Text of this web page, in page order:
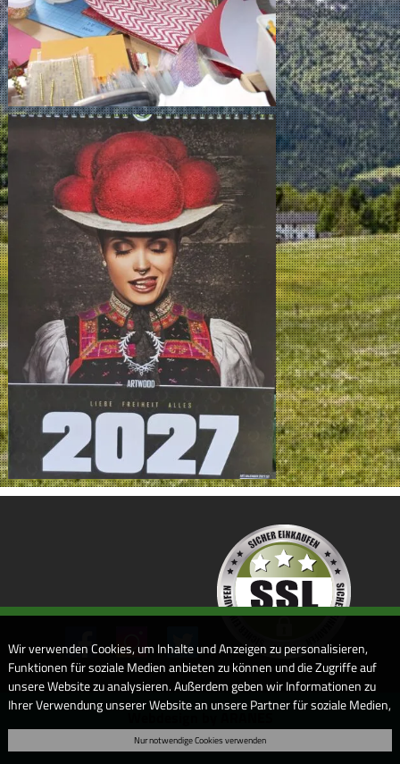
Webdesign by ARANES
Wir verwenden Cookies, um Inhalte und Anzeigen zu personalisieren,
Funktionen für soziale Medien anbieten zu können und die Zugriffe auf
unsere Website zu analysieren. Außerdem geben wir Informationen zu
Ihrer Verwendung unserer Website an unsere Partner für soziale Medien,
Informationen möglicherweise mit weiteren Daten zusammen, die Sie
Nur notwendige Cookies verwenden